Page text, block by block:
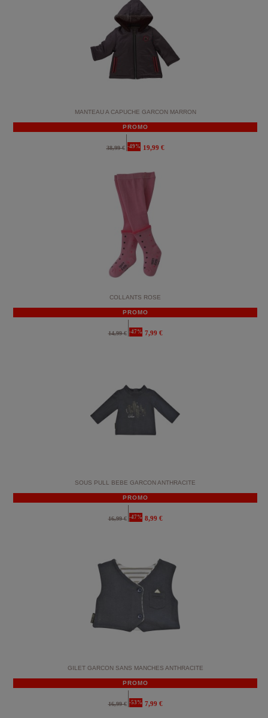
MANTEAU A CAPUCHE GARCON MARRON
PROMO
38,99 € -49% 19,99 €
COLLANTS ROSE
PROMO
14,99 € -47% 7,99 €
SOUS PULL BEBE GARCON ANTHRACITE
PROMO
16,99 € -47% 8,99 €
GILET GARCON SANS MANCHES ANTHRACITE
PROMO
16,99 € -53% 7,99 €